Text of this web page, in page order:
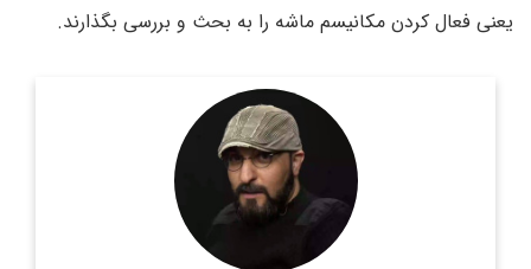
یعنی فعال کردن مکانیسم ماشه را به بحث و بررسی بگذارند.
روزنامه نگار و کارشناس ارشد روزنامه نگاری سیاسی و عضو
تحریریه دیپلماسی ایرانی.
اطلاعات بیشتر